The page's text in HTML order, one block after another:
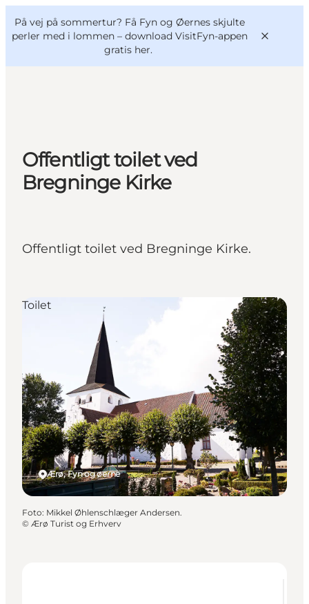
På vej på sommertur? Få Fyn og Øernes skjulte
perler med i lommen – download VisitFyn-appen
gratis her.
Oplevelser
Outdoor
Mad og drikke
VisitFyn
Deutsch
Offentligt toilet ved
Bregninge Kirke
Offentligt toilet ved Bregninge Kirke.
Ærø, Fyn og øerne
Toilet
Foto: Mikkel Øhlenschlæger Andersen.
© Ærø Turist og Erhverv